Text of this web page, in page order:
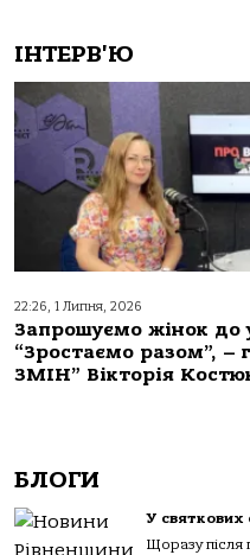
ІНТЕРВ'Ю
22:26, 1 Липня, 2026
Запрошуємо жінок до
“Зростаємо разом”, –
ЗМІН” Вікторія
БЛОГИ
У святкових
Щоразу після